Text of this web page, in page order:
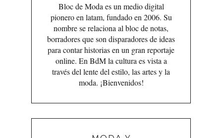
Bloc de Moda es un medio digital
pionero en latam, fundado en 2006. Su
nombre se relaciona al bloc de notas,
borradores que son disparadores de ideas
para contar historias en un gran reportaje
online. En BdM la cultura es vista a
través del lente del estilo, las artes y la
moda. ¡Bienvenidos!